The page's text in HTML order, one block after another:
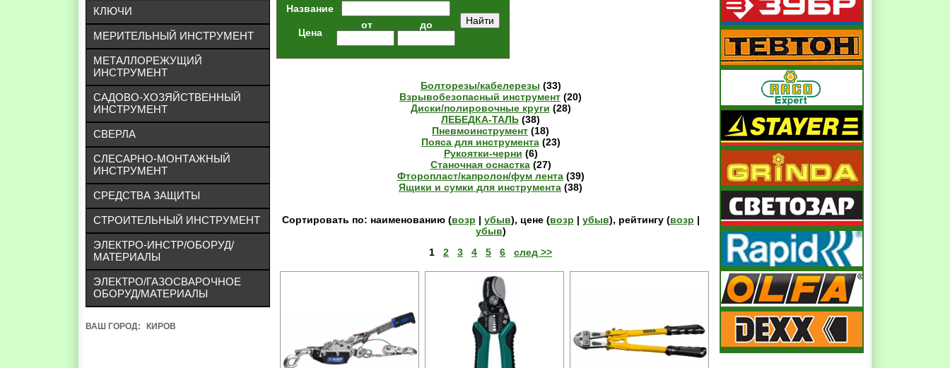
КЛЮЧИ
МЕРИТЕЛЬНЫЙ ИНСТРУМЕНТ
МЕТАЛЛОРЕЖУЩИЙ
ИНСТРУМЕНТ
САДОВО-ХОЗЯЙСТВЕННЫЙ
ИНСТРУМЕНТ
СВЕРЛА
СЛЕСАРНО-МОНТАЖНЫЙ
ИНСТРУМЕНТ
СРЕДСТВА ЗАЩИТЫ
СТРОИТЕЛЬНЫЙ ИНСТРУМЕНТ
ЭЛЕКТРО-ИНСТР/ОБОРУД/
МАТЕРИАЛЫ
ЭЛЕКТРО/ГАЗОСВАРОЧНОЕ
ОБОРУД/МАТЕРИАЛЫ
ВАШ ГОРОД: КИРОВ
Название
Цена
от до
Болторезы/кабелерезы (33)
Взрывобезопасный инструмент (20)
Диски/полировочные круги (28)
ЛЕБЕДКА-ТАЛЬ (38)
Пневмоинструмент (18)
Пояса для инструмента(23)
Рукоятки-черни (6)
Станочная оснастка(27)
Фторопласт/капролон/фум лента(39)
Ящики и сумки для инструмента (38)
Сортировать по: наименованию (возр | убыв), цене (возр | убыв), рейтингу (возр |
убыв)
1
2 3 4 5 6 след >>